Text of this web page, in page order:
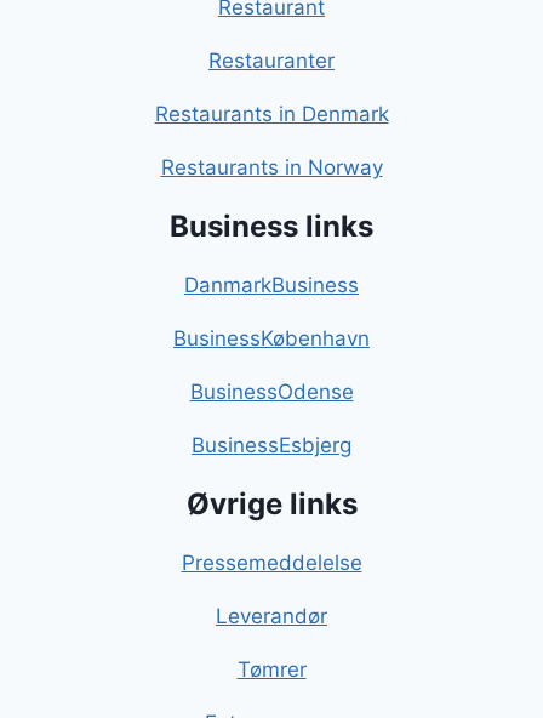
Restaurant
Restauranter
Restaurants in Denmark
Restaurants in Norway
Business links
DanmarkBusiness
BusinessKøbenhavn
BusinessOdense
BusinessEsbjerg
Øvrige links
Pressemeddelelse
Leverandør
Tømrer